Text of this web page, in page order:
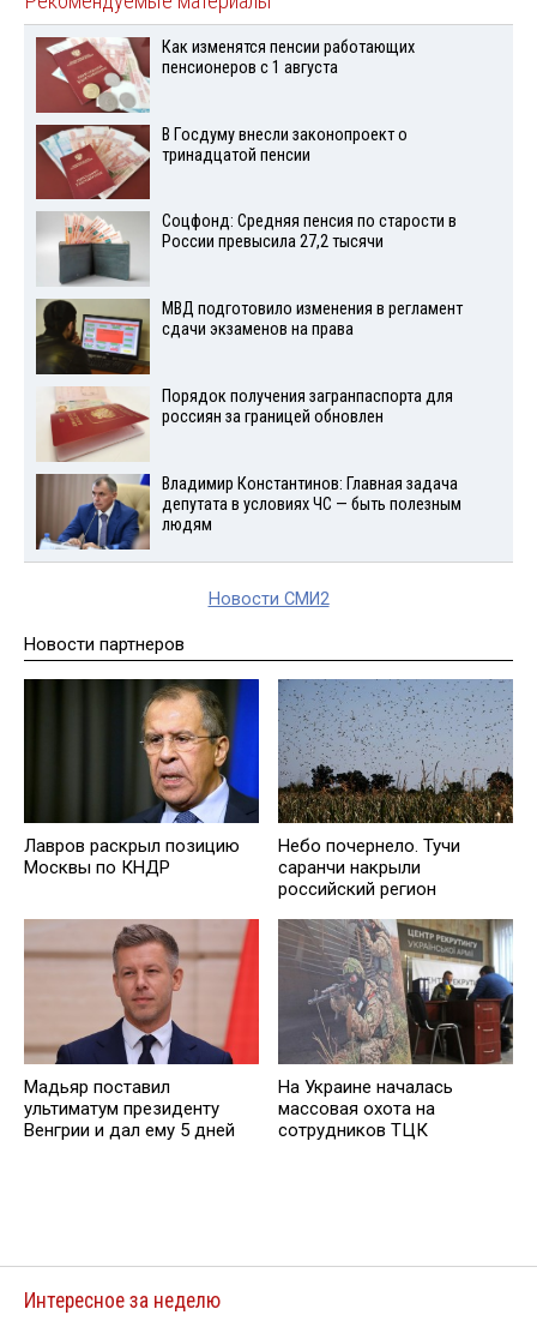
Как изменятся пенсии работающих
пенсионеров с 1 августа
В Госдуму внесли законопроект о
тринадцатой пенсии
Соцфонд: Средняя пенсия по старости в
России превысила 27,2 тысячи
МВД подготовило изменения в регламент
сдачи экзаменов на права
Порядок получения загранпаспорта для
россиян за границей обновлен
Владимир Константинов: Главная задача
депутата в условиях ЧС — быть полезным
людям
Новости СМИ2
Новости партнеров
Лавров раскрыл позицию
Москвы по КНДР
Небо почернело. Тучи
саранчи накрыли
российский регион
Мадьяр поставил
ультиматум президенту
Венгрии и дал ему 5 дней
На Украине началась
массовая охота на
сотрудников ТЦК
Интересное за неделю